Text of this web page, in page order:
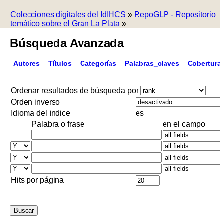
Colecciones digitales del IdIHCS » RepoGLP - Repositorio
temático sobre el Gran La Plata »
Búsqueda Avanzada
Autores Títulos Categorías Palabras_claves
Ordenar resultados de búsqueda por
Orden inverso
Idioma del índice
es
Palabra o frase
en el campo
Hits por página